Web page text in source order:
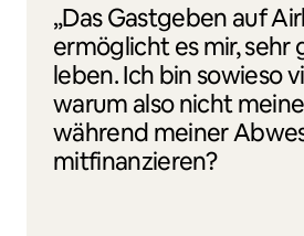
„Das Gastgeben auf
ermöglicht es mir, sehr
leben. Ich bin sowieso
warum also nicht
während meiner
mitfinanzieren?